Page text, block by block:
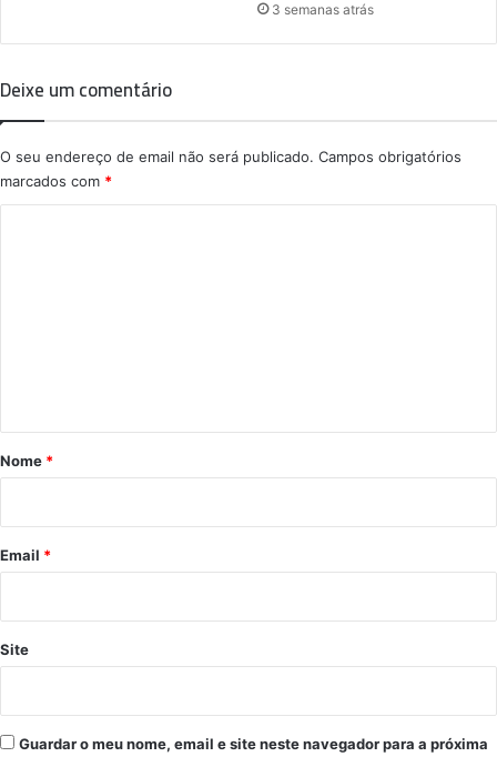
3 semanas atrás
Deixe um comentário
O seu endereço de email não será publicado. Campos obrigatórios
marcados com *
r
*
Nome *
Email *
Site
Guardar o meu nome, email e site neste navegador para a próxima